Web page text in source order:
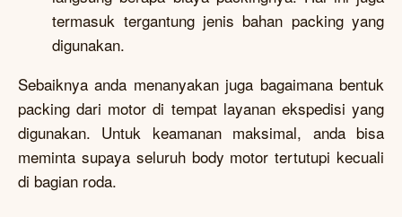
termasuk tergantung jenis bahan packing yang
digunakan.
Sebaiknya anda menanyakan juga bagaimana bentuk
packing dari motor di tempat layanan ekspedisi yang
digunakan. Untuk keamanan maksimal, anda bisa
meminta supaya seluruh body motor tertutupi kecuali
di bagian roda.